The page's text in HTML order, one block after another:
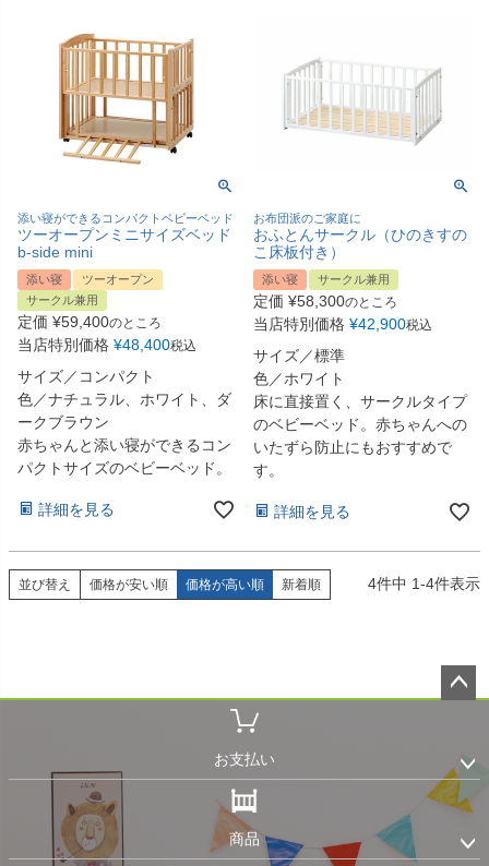
添い寝ができるコンパクトベビーベッド
ツーオープンミニサイズベッド
b-side mini
添い寝
ツーオープン
サークル兼用
定価 ¥59,400のところ
当店特別価格 ¥48,400税込
サイズ／コンパクト
色／ナチュラル、ホワイト、ダ
ークブラウン
赤ちゃんと添い寝ができるコン
パクトサイズのベビーベッド。
詳細を見る
お布団派のご家庭に
おふとんサークル（ひのきすの
こ床板付き）
添い寝 サークル兼用
定価 ¥58,300のところ
当店特別価格 ¥42,900税込
サイズ／標準
色／ホワイト
床に直接置く、サークルタイプ
のベビーベッド。赤ちゃんへの
いたずら防止にもおすすめで
す。
詳細を見る
並び替え 価格が安い順 価格が高い順 新着順 4件中 1-4件表示
へ
お支払い
商品